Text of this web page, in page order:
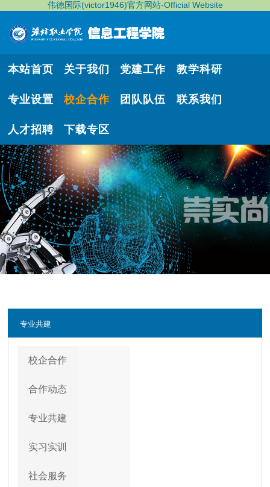
伟德国际(victor1946)官方网站-Official Website
本站首页 关于我们 党建工作 教学科研
专业设置 校企合作 团队队伍 联系我们
人才招聘 下载专区
专业共建
校企合作
合作动态
专业共建
实习实训
社会服务